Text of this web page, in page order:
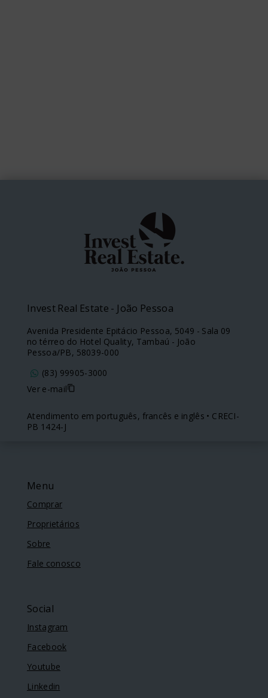
Menu
Comprar
Proprietários
Sobre
Fale conosco
Social
Instagram
Facebook
Youtube
Linkedin
Invest Real Estate - João Pessoa
Avenida Presidente Epitácio Pessoa, 5049 - Sala 09
no térreo do Hotel Quality, Tambaú - João
Pessoa/PB, 58039-000
(83) 99905-3000
Ver e-mail
Atendimento em português, francês e inglês • CRECI-
PB 1424-J